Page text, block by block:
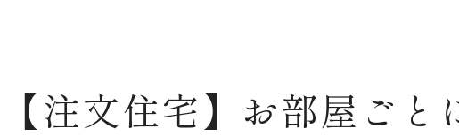
【注文住宅】お部屋ご